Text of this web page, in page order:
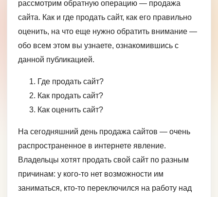
рассмотрим обратную операцию — продажа
сайта. Как и где продать сайт, как его правильно
оценить, на что еще нужно обратить внимание —
обо всем этом вы узнаете, ознакомившись с
данной публикацией.
Где продать сайт?
Как продать сайт?
Как оценить сайт?
На сегодняшний день продажа сайтов — очень
распространенное в интернете явление.
Владельцы хотят продать свой сайт по разным
причинам: у кого-то нет возможности им
заниматься, кто-то переключился на работу над